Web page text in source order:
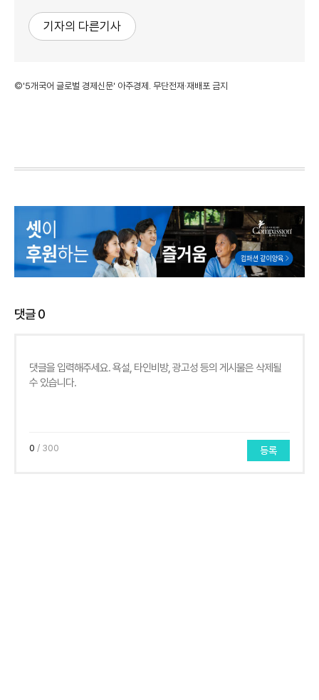
기자의 다른기사
©'5개국어 글로벌 경제신문' 아주경제. 무단전재·재배포 금지
댓글0
0 / 300 등록